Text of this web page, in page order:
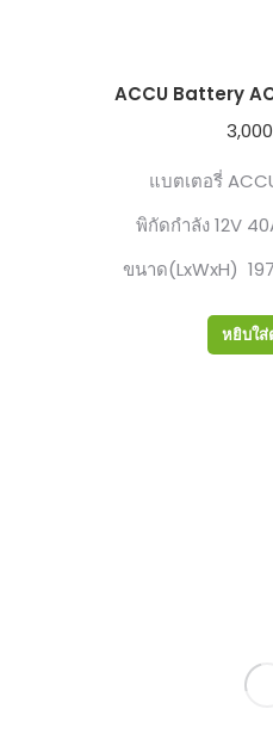
ACCU Battery
แบตเตอรี่
พิกัดกำลัง 12V
ขนาด(LxWxH)
หยิบใส่